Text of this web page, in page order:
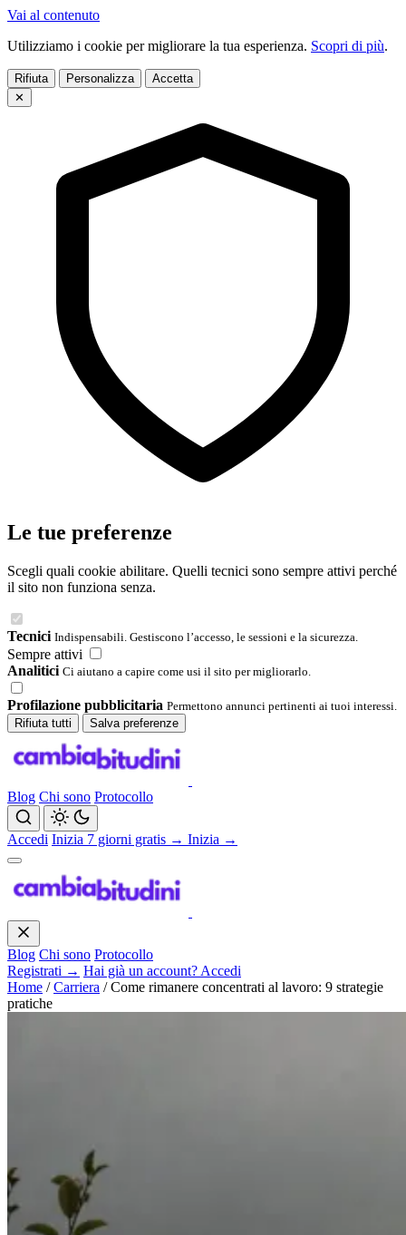
Vai al contenuto
Utilizziamo i cookie per migliorare la tua esperienza. Scopri di più.
Rifiuta Personalizza
Accetta
✕
Le tue preferenze
Scegli quali cookie abilitare. Quelli tecnici sono sempre attivi perché
il sito non funziona senza.
Tecnici Indispensabili. Gestiscono l’accesso, le sessioni e la sicurezza.
Sempre attivi
Analitici Ci aiutano a capire come usi il sito per migliorarlo.
Profilazione pubblicitaria Permettono annunci pertinenti ai tuoi interessi.
Rifiuta tutti
Salva preferenze
Blog Chi sono Protocollo
Accedi Inizia 7 giorni gratis → Inizia →
Blog Chi sono Protocollo
Registrati → Hai già un account? Accedi
Home / Carriera / Come rimanere concentrati al lavoro: 9 strategie
pratiche